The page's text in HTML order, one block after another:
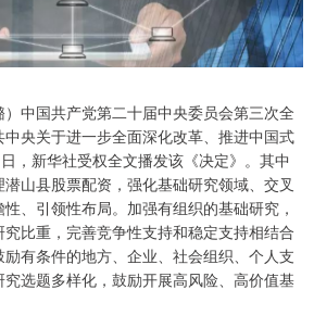
中国共产党第二十届中央委员会第三次全
央关于进一步全面深化改革、推进中国式
，新华社受权全文播发该《决定》。其中
山县股票配资，强化基础研究领域、交叉
、引领性布局。加强有组织的基础研究，
比重，完善竞争性支持和稳定支持相结合
有条件的地方、企业、社会组织、个人支
选题多样化，鼓励开展高风险、高价值基